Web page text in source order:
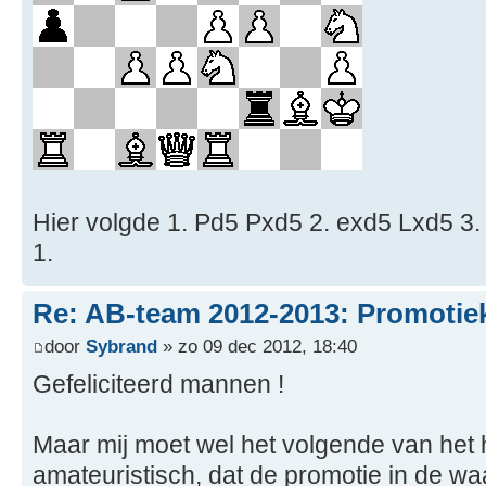
Hier volgde 1. Pd5 Pxd5 2. exd5 Lxd5
1.
Re: AB-team 2012-2013:
door Sybrand » zo 09 dec 2012, 18:40
Gefeliciteerd mannen !
Maar mij moet wel het volgende van
amateuristisch, dat de promotie in de